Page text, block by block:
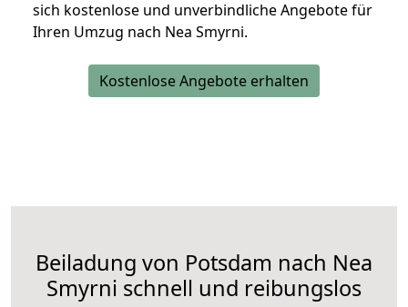
sich kostenlose und unverbindliche Angebote für
Ihren Umzug nach Nea Smyrni.
Kostenlose Angebote erhalten
Beiladung von Potsdam nach Nea
Smyrni schnell und reibungslos